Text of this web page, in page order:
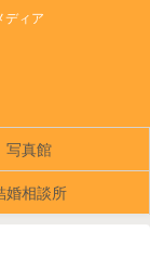
ディア
写真館
婚相談所